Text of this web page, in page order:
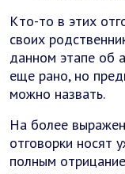
Кто-то в этих
своих
данном этапе об
еще рано, но
можно назвать.
На более
отговорки носят
полным